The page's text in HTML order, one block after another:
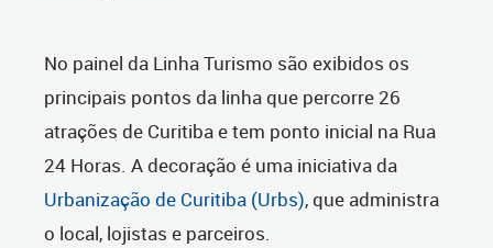
No painel da Linha Turismo são exibidos os
principais pontos da linha que percorre 26
atrações de Curitiba e tem ponto inicial na Rua
24 Horas. A decoração é uma iniciativa da
Urbanização de Curitiba (Urbs), que administra
o local, lojistas e parceiros.